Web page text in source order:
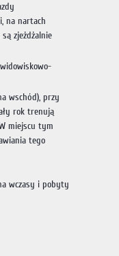
na nartach
zjeżdżalnie
wschód), przy
rok trenują
miejscu tym
tego
wczasy i pobyty